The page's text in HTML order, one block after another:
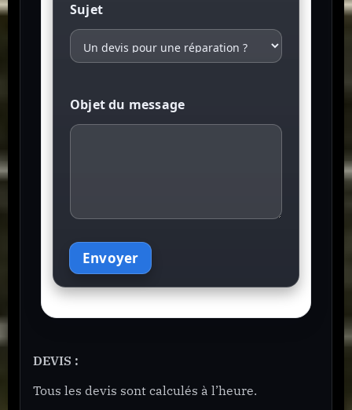
Sujet
Objet du message
Envoyer
A
r
n
DEVIS :
Tous les devis sont calculés à l’heure.